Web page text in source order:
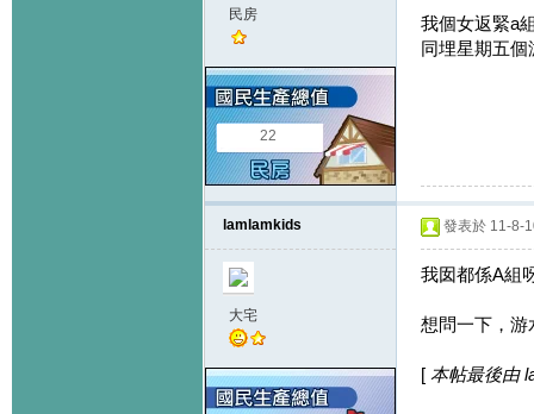
民房
22
我個女返緊a
同埋星期五個
lamlamkids
大宅
發表於 11-8-
我囡都係A組
想問一下，游
[ 本帖最後由